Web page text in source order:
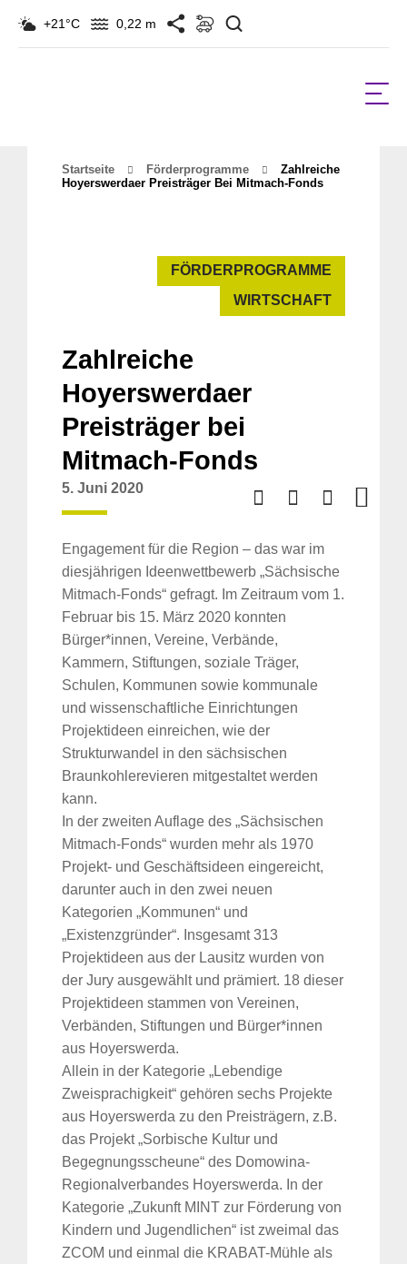
+21°C 0,22 m
Startseite Förderprogramme
Zahlreiche
Hoyerswerdaer Preisträger Bei Mitmach-Fonds
FÖRDERPROGRAMME
WIRTSCHAFT
Zahlreiche
Hoyerswerdaer
Preisträger bei
Mitmach-Fonds
5. Juni 2020
Engagement für die Region – das war im
diesjährigen Ideenwettbewerb „Sächsische
Mitmach-Fonds“ gefragt. Im Zeitraum vom 1.
Februar bis 15. März 2020 konnten
Bürger*innen, Vereine, Verbände,
Kammern, Stiftungen, soziale Träger,
Schulen, Kommunen sowie kommunale
und wissenschaftliche Einrichtungen
Projektideen einreichen, wie der
Strukturwandel in den sächsischen
Braunkohlerevieren mitgestaltet werden
kann.
In der zweiten Auflage des „Sächsischen
Mitmach-Fonds“ wurden mehr als 1970
Projekt- und Geschäftsideen eingereicht,
darunter auch in den zwei neuen
Kategorien „Kommunen“ und
„Existenzgründer“. Insgesamt 313
Projektideen aus der Lausitz wurden von
der Jury ausgewählt und prämiert. 18 dieser
Projektideen stammen von Vereinen,
Verbänden, Stiftungen und Bürger*innen
aus Hoyerswerda.
Allein in der Kategorie „Lebendige
Zweisprachigkeit“ gehören sechs Projekte
aus Hoyerswerda zu den Preisträgern, z.B.
das Projekt „Sorbische Kultur und
Begegnungsscheune“ des Domowina-
Regionalverbandes Hoyerswerda. In der
Kategorie „Zukunft MINT zur Förderung von
Kindern und Jugendlichen“ ist zweimal das
ZCOM und einmal die KRABAT-Mühle als